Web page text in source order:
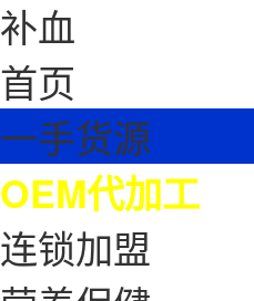
补血
首页
一手货源
OEM代加工
连锁加盟